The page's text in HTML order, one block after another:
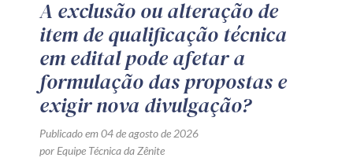
A exclusão ou alteração de
item de qualificação técnica
em edital pode afetar a
formulação das propostas e
exigir nova divulgação?
Publicado em 04 de agosto de 2026
por Equipe Técnica da Zênite